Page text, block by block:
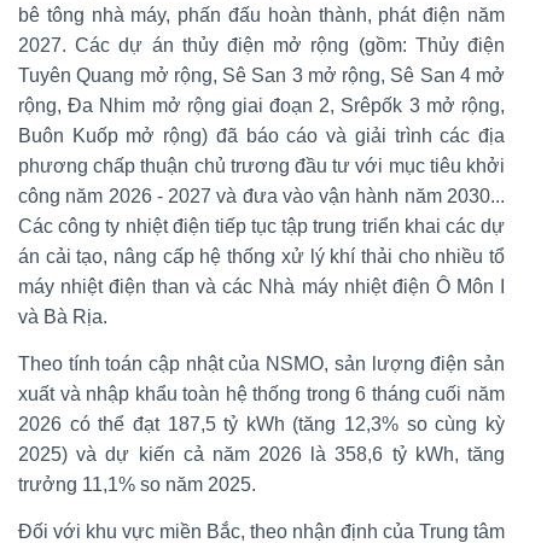
bê tông nhà máy, phấn đấu hoàn thành, phát điện năm
2027. Các dự án thủy điện mở rộng (gồm: Thủy điện
Tuyên Quang mở rộng, Sê San 3 mở rộng, Sê San 4 mở
rộng, Đa Nhim mở rộng giai đoạn 2, Srêpốk 3 mở rộng,
Buôn Kuốp mở rộng) đã báo cáo và giải trình các địa
phương chấp thuận chủ trương đầu tư với mục tiêu khởi
công năm 2026 - 2027 và đưa vào vận hành năm 2030...
Các công ty nhiệt điện tiếp tục tập trung triển khai các dự
án cải tạo, nâng cấp hệ thống xử lý khí thải cho nhiều tổ
máy nhiệt điện than và các Nhà máy nhiệt điện Ô Môn I
và Bà Rịa.
Theo tính toán cập nhật của NSMO, sản lượng điện sản
xuất và nhập khẩu toàn hệ thống trong 6 tháng cuối năm
2026 có thể đạt 187,5 tỷ kWh (tăng 12,3% so cùng kỳ
2025) và dự kiến cả năm 2026 là 358,6 tỷ kWh, tăng
trưởng 11,1% so năm 2025.
Đối với khu vực miền Bắc, theo nhận định của Trung tâm